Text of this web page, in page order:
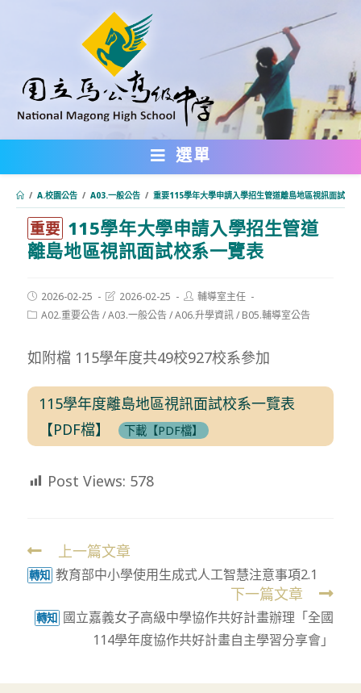
內
選單
/ A.校園公告 / A03.一般公告 / 重要115學年大學申請入學招生管道離島地區視訊面試校
重要 115學年大學申請入學招生管道
離島地區視訊面試校系一覽表
Post
published:
2026-02-25
Post
modified:
2026-02-25
Post
author:
輔導室主任
PostA02.重要公告/A03.一般公告/A06.升學資訊/ B05.輔導室公告
如附檔 115學年度共49校927校系參加
115學年度離島地區視訊面試校系一覽表
【PDF檔】
下載【PDF檔】
Post Views: 578
Read
more
上一篇文章
轉知 教育部中小學使用生成式人工智慧注意事項2.1
下一篇文章
轉知 國立嘉義女子高級中學協作共好計畫辦理「全國
114學年度協作共好計畫自主學習分享會」